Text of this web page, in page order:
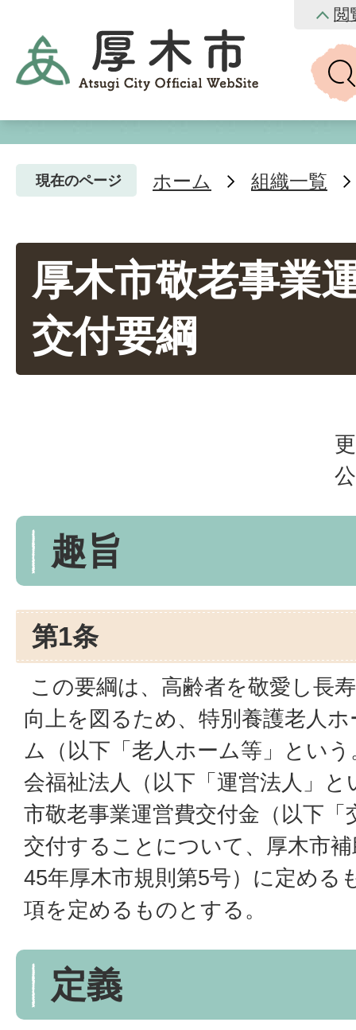
閲
現在のページ ホーム 組織一覧
厚木市敬老事業
交付要綱
趣旨
第1条
この要綱は、高齢者を敬愛し長
向上を図るため、特別養護老人
ム（以下「老人ホーム等」とい
会福祉法人（以下「運営法人」
市敬老事業運営費交付金（以下
交付することについて、厚木市
45年厚木市規則第5号）に定める
項を定めるものとする。
定義